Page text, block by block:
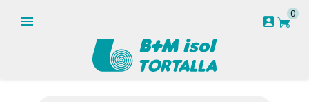
account_box garden_cart0